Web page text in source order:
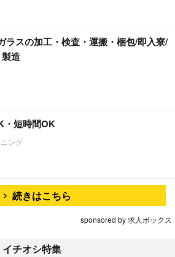
ラスの加工・検査・運搬・梱包/即入寮/
造
・短時間OK
ング
続きはこちら
sponsored by 求人ボックス
チオシ特集